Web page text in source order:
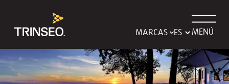
MARCAS MENÚ